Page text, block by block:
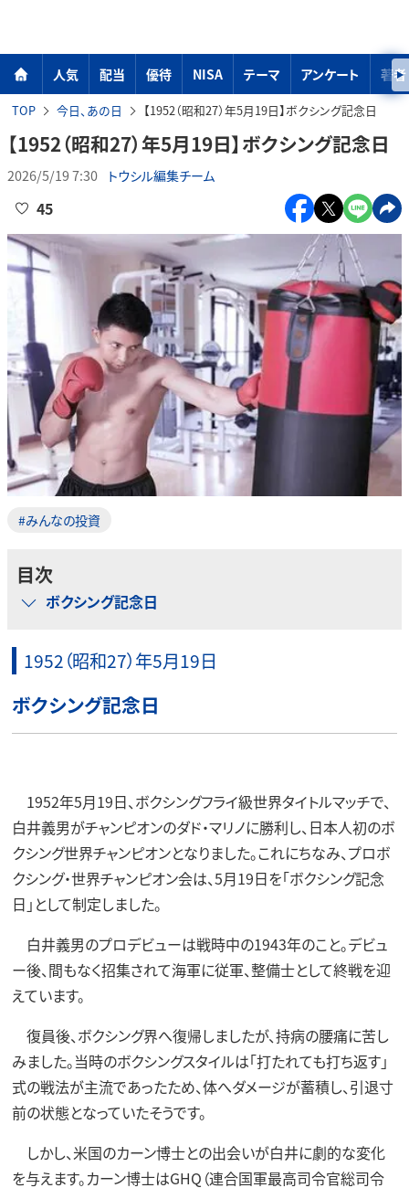
人気 配当 優待 NISA テーマ アンケート 著者
TOP 今日、あの日 【1952（昭和27）年5月19日】ボクシング記念日
【1952（昭和27）年5月19日】ボクシング記念日
2026/5/19 7:30 トウシル編集チーム
45
#みんなの投資
目次
ボクシング記念日
1952（昭和27）年5月19日
ボクシング記念日
1952年5月19日、ボクシングフライ級世界タイトルマッチで、
白井義男がチャンピオンのダド・マリノに勝利し、日本人初のボ
クシング世界チャンピオンとなりました。これにちなみ、プロボ
クシング・世界チャンピオン会は、5月19日を「ボクシング記念
日」として制定しました。
白井義男のプロデビューは戦時中の1943年のこと。デビュ
ー後、間もなく招集されて海軍に従軍、整備士として終戦を迎
えています。
復員後、ボクシング界へ復帰しましたが、持病の腰痛に苦し
みました。当時のボクシングスタイルは「打たれても打ち返す」
式の戦法が主流であったため、体へダメージが蓄積し、引退寸
前の状態となっていたそうです。
しかし、米国のカーン博士との出会いが白井に劇的な変化
を与えます。カーン博士はGHQ（連合国軍最高司令官総司令